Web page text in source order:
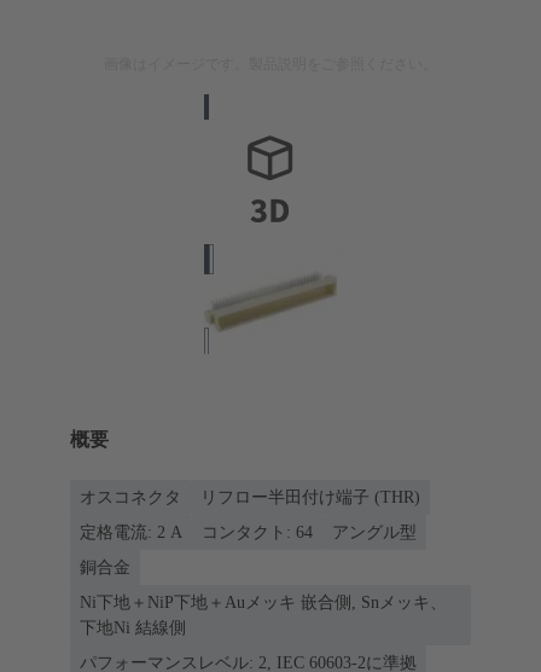
概要
オスコネクタ
リフロー半田付け端子 (THR)
定格電流: ‌2 A
コンタクト: 64
アングル型
銅合金
Ni下地＋NiP下地＋Auメッキ 嵌合側, Snメッキ、
下地Ni 結線側
パフォーマンスレベル: 2, IEC 60603-2に準拠